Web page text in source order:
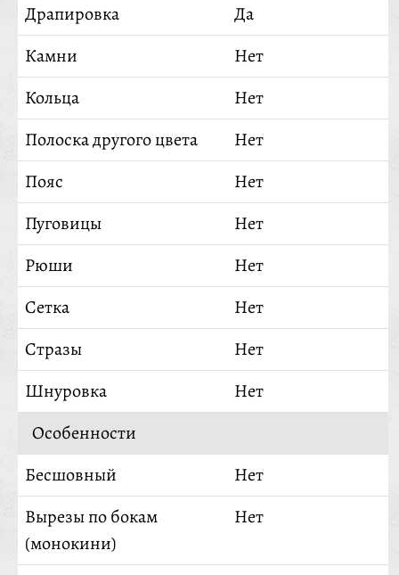
Драпировка
Да
Камни
Нет
Кольца
Нет
Полоска другого цвета
Нет
Пояс
Нет
Пуговицы
Нет
Рюши
Нет
Сетка
Нет
Стразы
Нет
Шнуровка
Нет
Особенности
Бесшовный
Нет
Вырезы по бокам
(монокини)
Нет